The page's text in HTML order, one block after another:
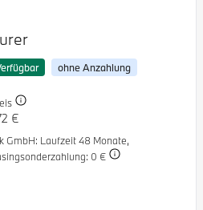
ohne Anzahlung
€
GmbH: Laufzeit 48 Monate,
0 €